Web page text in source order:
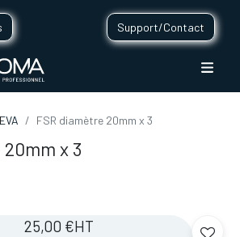
Support/Contact
FSR diamètre 20mm x 3
x 3
25,00 €HT